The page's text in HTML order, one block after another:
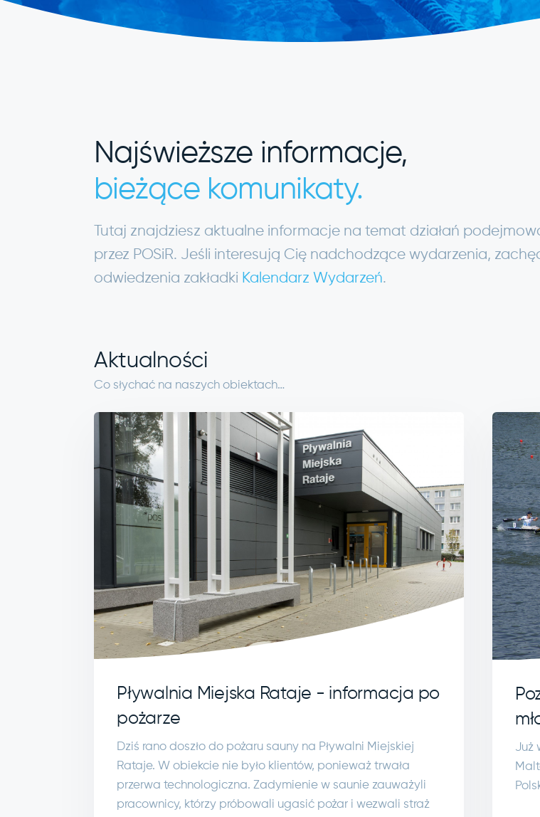
Najświeższe informacje,
bieżące komunikaty.
Tutaj znajdziesz aktualne informacje na temat działań
przez POSiR. Jeśli interesują Cię nadchodzące wydarzenia,
odwiedzenia zakładki Kalendarz Wydarzeń.
Aktualności
Co słychać na naszych obiektach…
Pływalnia Miejska Rataje - informacja po
pożarze
Dziś rano doszło do pożaru sauny na Pływalni Miejskiej
Rataje. W obiekcie nie było klientów, ponieważ trwała
przerwa technologiczna. Zadymienie w saunie zauważyli
pracownicy, którzy próbowali ugasić pożar i wezwali straż
Już